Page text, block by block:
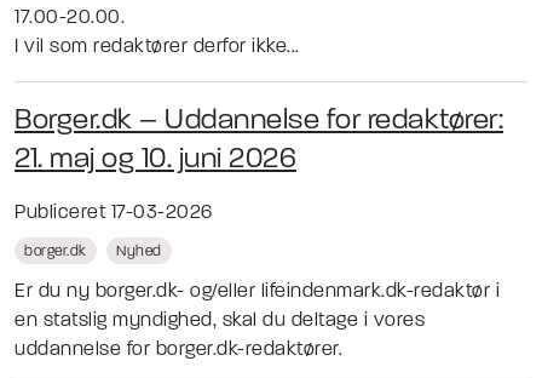
17.00-20.00.
I vil som redaktører derfor ikke...
Borger.dk – Uddannelse for redaktører:
21. maj og 10. juni 2026
Publiceret 17-03-2026
borger.dk Nyhed
Er du ny borger.dk- og/eller lifeindenmark.dk-redaktør i
en statslig myndighed, skal du deltage i vores
uddannelse for borger.dk-redaktører.